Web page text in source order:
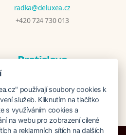
radka@deluxea.cz
+420 724 730 013
Bratislava
+421 948 759 074
používají soubory cookies k
služeb. Kliknutím na tlačítko
s využíváním cookies a
na webu pro zobrazení cílené
a reklamních sítích na dalších